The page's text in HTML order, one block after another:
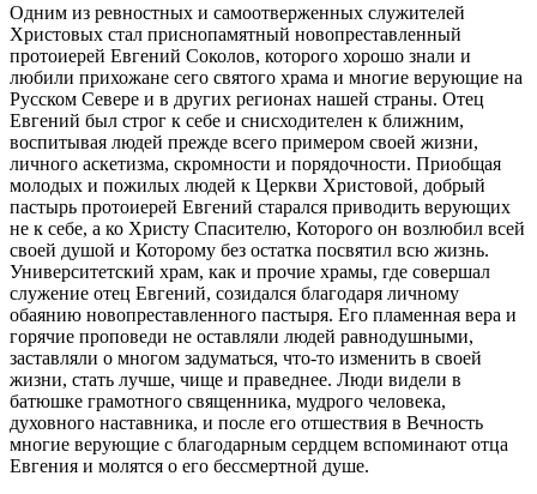
Одним из ревностных и самоотверженных служителей
Христовых стал приснопамятный новопреставленный
протоиерей Евгений Соколов, которого хорошо знали и
любили прихожане сего святого храма и многие верующие на
Русском Севере и в других регионах нашей страны. Отец
Евгений был строг к себе и снисходителен к ближним,
воспитывая людей прежде всего примером своей жизни,
личного аскетизма, скромности и порядочности. Приобщая
молодых и пожилых людей к Церкви Христовой, добрый
пастырь протоиерей Евгений старался приводить верующих
не к себе, а ко Христу Спасителю, Которого он возлюбил всей
своей душой и Которому без остатка посвятил всю жизнь.
Университетский храм, как и прочие храмы, где совершал
служение отец Евгений, созидался благодаря личному
обаянию новопреставленного пастыря. Его пламенная вера и
горячие проповеди не оставляли людей равнодушными,
заставляли о многом задуматься, что-то изменить в своей
жизни, стать лучше, чище и праведнее. Люди видели в
батюшке грамотного священника, мудрого человека,
духовного наставника, и после его отшествия в Вечность
многие верующие с благодарным сердцем вспоминают отца
Евгения и молятся о его бессмертной душе.